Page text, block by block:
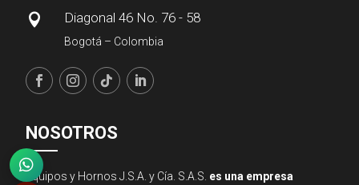
 Diagonal 46 No. 76 - 58
Bogotá – Colombia
NOSOTROS
Equipos y Hornos J.S.A. y Cía. S.A.S. es una empresa